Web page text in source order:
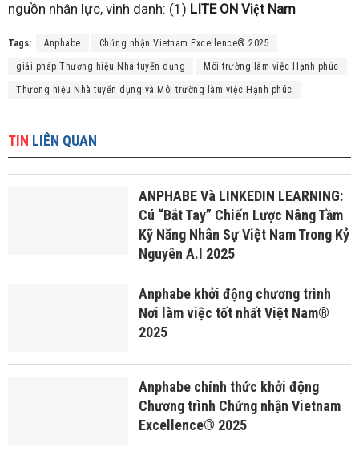
nguồn nhân lực, vinh danh: (1) LITE ON Việt Nam
Tags: Anphabe Chứng nhận Vietnam Excellence® 2025
giải pháp Thương hiệu Nhà tuyển dụng Môi trường làm việc Hạnh phúc
Thương hiệu Nhà tuyển dụng và Môi trường làm việc Hạnh phúc
TIN LIÊN QUAN
ANPHABE Và LINKEDIN LEARNING:
Cú “Bắt Tay” Chiến Lược Nâng Tầm
Kỹ Năng Nhân Sự Việt Nam Trong Kỷ
Nguyên A.I 2025
Anphabe khởi động chương trình
Nơi làm việc tốt nhất Việt Nam®
2025
Anphabe chính thức khởi động
Chương trình Chứng nhận Vietnam
Excellence® 2025